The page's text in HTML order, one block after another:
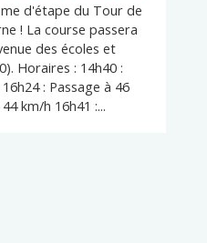
d'étape du Tour de
! La course passera
des écoles et
Horaires : 14h40 :
: Passage à 46
km/h 16h41 :...